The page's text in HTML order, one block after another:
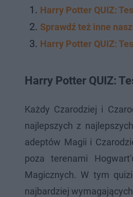
Harry Potter QUIZ:
Sprawdź też inne
Harry Potter QUIZ:
Harry Potter QUIZ:
Każdy Czarodziej i
najlepszych z
adeptów Magii i
poza terenami
Magicznych. W tym
najbardziej